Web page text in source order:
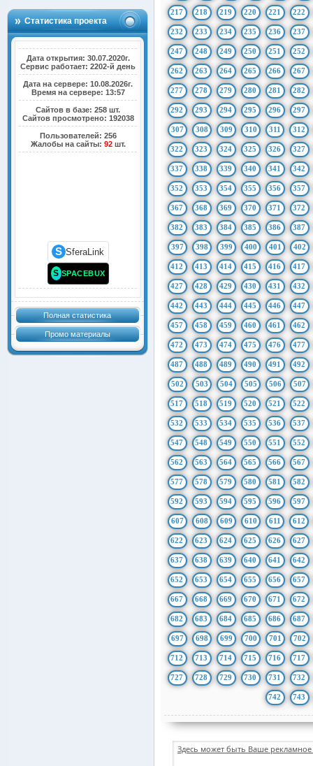
Статистика проекта
Дата открытия: 30.07.2020г.
Сервис работает: 2202-й день
Дата на сервере: 10.08.2026г.
Время на сервере: 13:57
Сайтов в базе: 258 шт.
Сайтов просмотрено: 192038
Пользователей: 256
Жалобы на сайты: 92шт.
S SferaLink
S SPACEBUX
Полная статистика
Промо материалы
217 218 219 220 221 222
232 233 234 235 236 237
247 248 249 250 251 252
262 263 264 265 266 267
277 278 279 280 281 282
292 293 294 295 296 297
307 308 309 310 311 312
322 323 324 325 326 327
337 338 339 340 341 342
352 353 354 355 356 357
367 368 369 370 371 372
382 383 384 385 386 387
397 398 399 400 401 402
412 413 414 415 416 417
427 428 429 430 431 432
442 443 444 445 446 447
457 458 459 460 461 462
472 473 474 475 476 477
487 488 489 490 491 492
502 503 504 505 506 507
517 518 519 520 521 522
532 533 534 535 536 537
547 548 549 550 551 552
562 563 564 565 566 567
577 578 579 580 581 582
592 593 594 595 596 597
607 608 609 610 611 612
622 623 624 625 626 627
637 638 639 640 641 642
652 653 654 655 656 657
667 668 669 670 671 672
682 683 684 685 686 687
697 698 699 700 701 702
712 713 714 715 716 717
727 728 729 730 731 732
742 743
Здесь может быть Ваше